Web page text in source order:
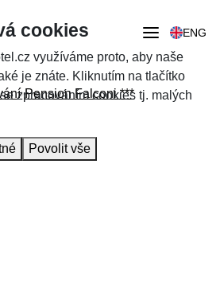
ENG
Pension Falconi ***
cookies
využíváme proto, aby naše
je znáte. Kliknutím na tlačítko
zpracováním cookies tj. malých
Povolit vše